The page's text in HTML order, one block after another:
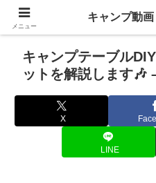
キャンプテーブル
ットを解説します🎶
X
LINE
メニュー
キャンプ動